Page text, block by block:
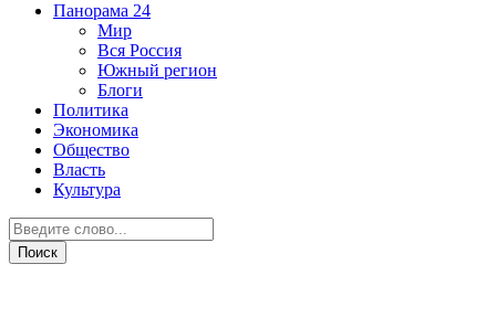
Панорама 24
Мир
Вся Россия
Южный регион
Блоги
Политика
Экономика
Общество
Власть
Культура